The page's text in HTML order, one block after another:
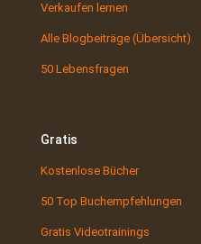
Verkaufen lernen
Alle Blogbeiträge (Übersicht)
50 Lebensfragen
Gratis
Kostenlose Bücher
50 Top Buchempfehlungen
Gratis Videotrainings